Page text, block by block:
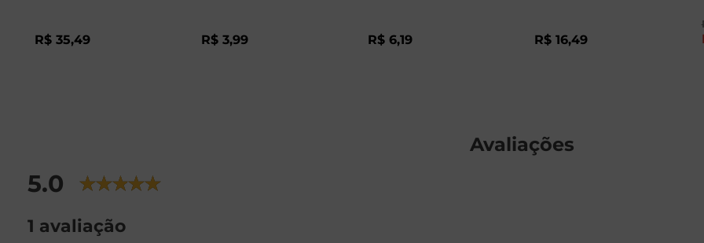
R$ 35,49 R$ 3,99 R$ 6,19 R$ 16,49
Avaliações
5.0
1 avaliação